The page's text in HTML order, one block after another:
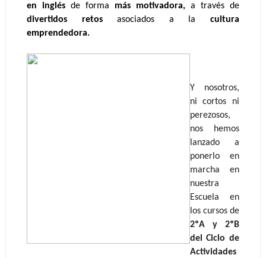
en inglés de forma más motivadora,
divertidos retos asociados a la cultura
emprendedora.
Y nosotros,
ni cortos ni
perezosos,
nos hemos
lanzado a
ponerlo en
marcha en
nuestra
Escuela en
2ºA y 2ºB
del Ciclo de
Actividades